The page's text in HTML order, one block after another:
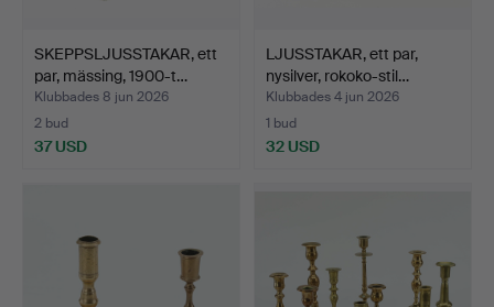
SKEPPSLJUSSTAKAR, ett
par, mässing, 1900-t…
Klubbades 8 jun 2026
2 bud
37 USD
LJUSSTAKAR, ett par,
nysilver, rokoko-stil…
Klubbades 4 jun 2026
1 bud
32 USD